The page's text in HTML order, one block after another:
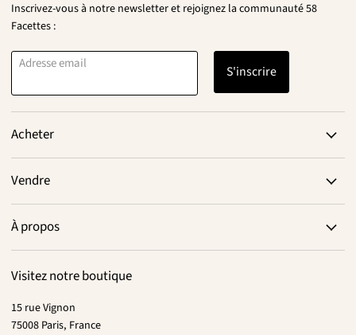
Inscrivez-vous à notre newsletter et rejoignez la communauté 58
Facettes :
Adresse email S'inscrire
Acheter
Vendre
À propos
Visitez notre boutique
15 rue Vignon
75008 Paris, France